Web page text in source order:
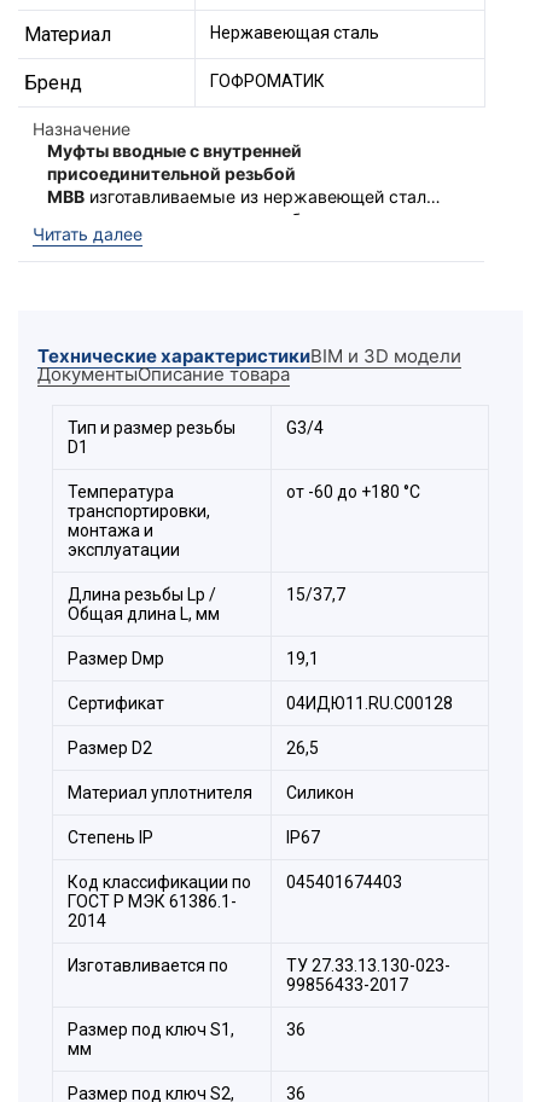
Материал Нержавеющая сталь
Бренд ГОФРОМАТИК
Назначение
Муфты вводные с внутренней
присоединительной резьбой
МВВ изготавливаемые из нержавеющей стали,
предназначены для ввода кабеля
проложенного в металлорукаве при
подключении к оболочке
Муфты обладают повышенной степенью
«
водорода, озона. Возможна эксплуатация в
солёной морской и пресной воде.
Расшифровка обозначения
элемента:
Читать далее
Технические характеристикиBIM и 3D модели
ДокументыОписание товара
Тип и размер резьбы
D1
G3/4
Температура
транспортировки,
монтажа и
эксплуатации
от -60 до +180 °С
Длина резьбы Lp /
Общая длина L, мм
15/37,7
Размер Dмр 19,1
Сертификат 04ИДЮ11.RU.С00128
Размер D2 26,5
Материал уплотнителя Силикон
Стeпень IP IP67
Код классификации по
ГОСТ Р МЭК 61386.1-
2014
045401674403
Изготавливается по
ТУ 27.33.13.130-023-
99856433-2017
Размер под ключ S1,
мм
36
Размер под ключ S2,
36